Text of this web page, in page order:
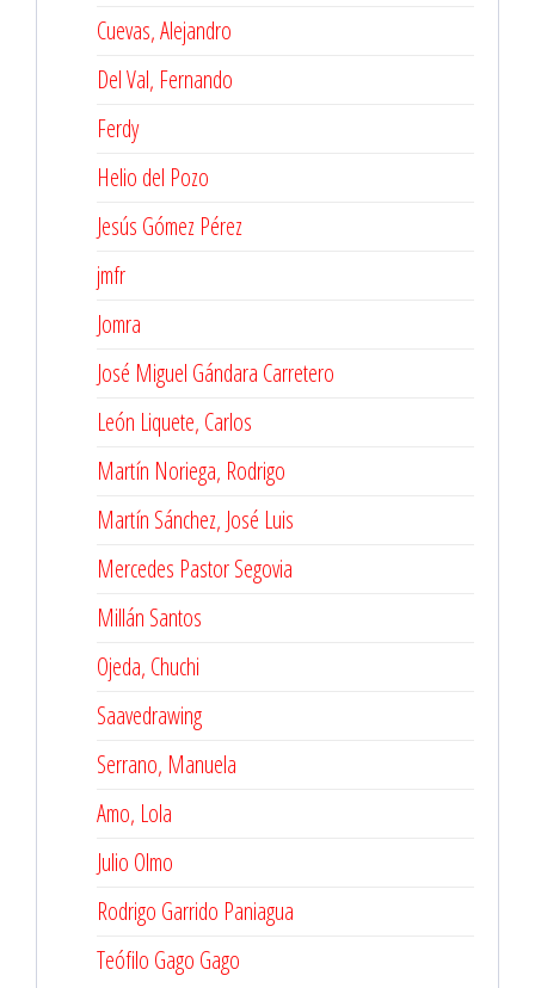
Cuevas, Alejandro
Del Val, Fernando
Ferdy
Helio del Pozo
Jesús Gómez Pérez
jmfr
Jomra
José Miguel Gándara Carretero
León Liquete, Carlos
Martín Noriega, Rodrigo
Martín Sánchez, José Luis
Mercedes Pastor Segovia
Millán Santos
Ojeda, Chuchi
Saavedrawing
Serrano, Manuela
Amo, Lola
Julio Olmo
Rodrigo Garrido Paniagua
Teófilo Gago Gago